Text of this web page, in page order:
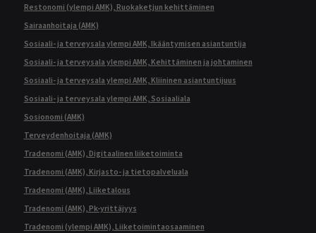
Restonomi (ylempi AMK), Ruokaketjun kehittäminen
Sairaanhoitaja (AMK)
Sosiaali- ja terveysala ylempi AMK, Ikääntymisen asiantuntija
Sosiaali- ja terveysala ylempi AMK, Kehittäminen ja johtaminen
Sosiaali- ja terveysala ylempi AMK, Kliininen asiantuntijuus
Sosiaali- ja terveysala ylempi AMK, Sosiaaliala
Sosionomi (AMK)
Terveydenhoitaja (AMK)
Tradenomi (AMK), Digitaalinen liiketoiminta
Tradenomi (AMK), Kirjasto- ja tietopalveluala
Tradenomi (AMK), Liiketalous
Tradenomi (AMK), Pk-yrittäjyys
Tradenomi (ylempi AMK), Liiketoimintaosaaminen